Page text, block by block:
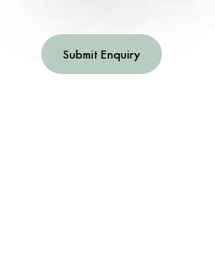
Submit Enquiry